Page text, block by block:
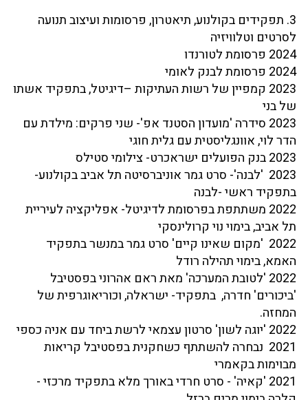
3. תפקידים בקולנוע, תיאטרון, פרסומות ועיצוב תנועה
לסרטים וטלוויזיה
2024 פרסומת לטורנדו
2024 פרסומת לבנק לאומי
2023 קמפיין של רשות העתיקות –דיגיטל, בתפקיד אשתו
של בני
2023 סידרה 'מועדון הסטנד אפ'- שני פרקים: מילדת עם
הדר לוי, אוונגליסטית עם גלית חוגי
2023 בנק הפועלים ישראכרט- צילומי סטילס
2023 'לבנה'- סרט גמר אוניברסיטה תל אביב בקולנוע-
בתפקיד ראשי -לבנה
2022 משתתפת בפרסומת לדיגיטל- אפליקציה לעיריית
תל אביב, בימוי נוי קרולינסקי
2022 'מקום שאינו קיים' סרט גמר במנשר בתפקיד
האמא, בימוי תהילה רודל
2022 'לטובת המערכה' מאת ראם אהרוני בפסטיבל
'ביכורים' חדרה, בתפקיד- ישראלה, וכוריאוגרפית של
המחזה.
2022 'יוגה לשון' סרטון עצמאי לרשת ביחד עם אניה כספי
2021 נבחרה להשתתף כשחקנית בפסטיבל קריאות
מבוימות בקאמרי
2021 'קאיה' - סרט חרדי באורך מלא בתפקיד מרכזי -